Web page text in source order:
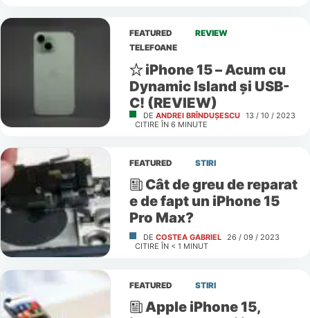
FEATURED
REVIEW
TELEFOANE
iPhone 15 – Acum cu
Dynamic Island și USB-
C! (REVIEW)
DE ANDREI BRÎNDUȘESCU 13 / 10 / 2023
CITIRE ÎN 6 MINUTE
FEATURED STIRI
Cât de greu de reparat
e de fapt un iPhone 15
Pro Max?
DE COSTEA GABRIEL 26 / 09 / 2023
CITIRE ÎN < 1 MINUT
FEATURED STIRI
Apple iPhone 15,